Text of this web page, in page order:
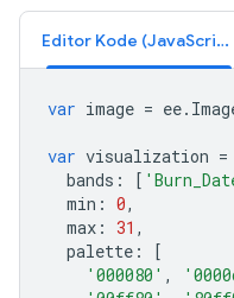
Editor Kode (JavaScript)
var image = ee.
var visualization =
bands : [
min : 0,
max : 31 ,
palette :
[
'000080' ,